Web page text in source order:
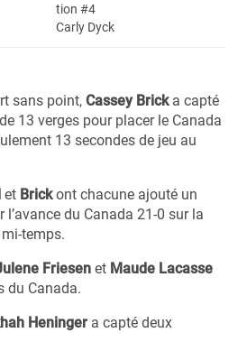
tion #4
Carly Dyck
sans point, Cassey Bricka capté
13 verges pour placer le Canada
13 secondes de jeu au
et Brickont chacune ajouté un
du Canada 21-0 sur la
temps.
Friesen et Maude Lacasse
du Canada.
Heninger a capté deux